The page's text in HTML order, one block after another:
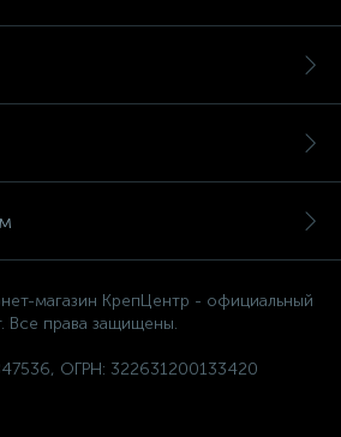
магазин КрепЦентр - официальный
Все права защищены.
ОГРН: 322631200133420